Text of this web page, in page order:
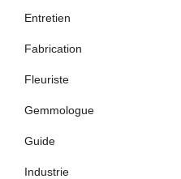
Entretien
Fabrication
Fleuriste
Gemmologue
Guide
Industrie